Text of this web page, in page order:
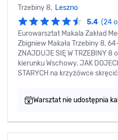
Trzebiny 8, Leszno
5.4 (24
Eurowarsztat Makala Zakład
Zbigniew Makała Trzebiny 8,
ZNAJDUJE SIĘ W TRZEBINY 8
kierunku Wschowy. JAK
STARYCH na krzyżówce
Warsztat nie udostępnia